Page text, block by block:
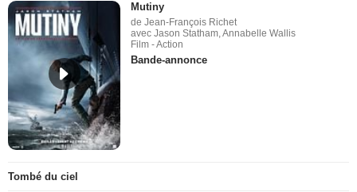
Mutiny
de Jean-François Richet
avec Jason Statham, Annabelle Wallis
Film - Action
Bande-annonce
Tombé du ciel